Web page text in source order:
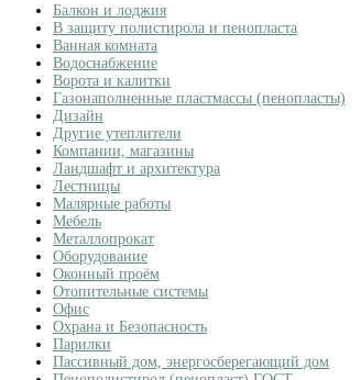
Балкон и лоджия
В защиту полистирола и пенопласта
Ванная комната
Водоснабжение
Ворота и калитки
Газонаполненные пластмассы (пенопласты)
Дизайн
Другие утеплители
Компании, магазины
Ландшафт и архитектура
Лестницы
Малярные работы
Мебель
Металлопрокат
Оборудование
Оконный проём
Отопительные системы
Офис
Охрана и Безопасность
Парилки
Пассивный дом, энергосберегающий дом